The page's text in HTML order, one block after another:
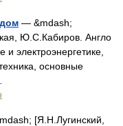
— &mdash;
Ю.С.Кабиров. Англо
и электроэнергетике,
основные
[Я.Н.Лугинский,